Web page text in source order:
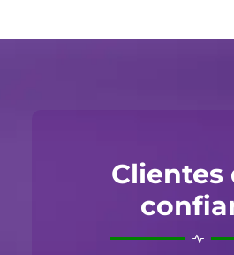
Clientes